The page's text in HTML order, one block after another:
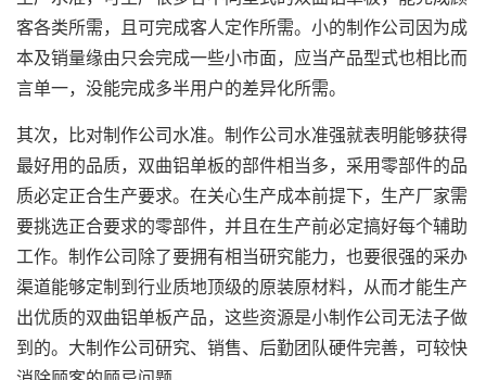
客各类所需，且可完成客人定作所需。小的制作公司因为成
本及销量缘由只会完成一些小市面，应当产品型式也相比而
言单一，没能完成多半用户的差异化所需。
其次，比对制作公司水准。制作公司水准强就表明能够获得
最好用的品质， 双曲铝单板的部件相当多，采用零部件的品
质必定正合生产要求。在关心生产成本前提下，生产厂家需
要挑选正合要求的零部件，并且在生产前必定搞好每个辅助
工作。制作公司除了要拥有相当研究能力，也要很强的采办
渠道能够定制到行业质地顶级的原装原材料，从而才能生产
出优质的双曲铝单板产品，这些资源是小制作公司无法子做
到的。大制作公司研究、销售、后勤团队硬件完善，可较快